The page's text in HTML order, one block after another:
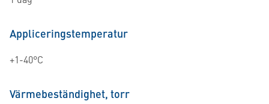
Appliceringstemperatur
+1-40°C
Värmebeständighet, torr